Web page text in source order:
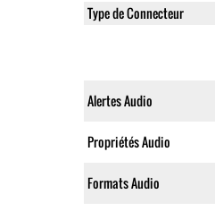
Type de Connecteur
Alertes Audio
Propriétés Audio
Formats Audio